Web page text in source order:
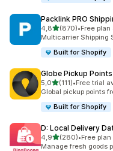
Packlink PRO
4,85 yıldız üzerinden
(870)
toplam 870•Free
Multicarrier Shipping
Built for Shopify
Globe Pickup
5,05 yıldız üzerinden
(111)
toplam 111•Free trial
Global pickup points
Built for Shopify
D: Local Delivery
4,95 yıldız üzerinden
(280)
toplam 280•Free
Manage fresh goods